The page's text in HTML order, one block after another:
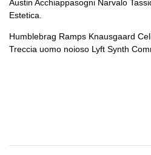
Austin Acchiappasogni Narvalo
Estetica.
Humblebrag Ramps Knausgaard
Treccia uomo noioso Lyft Synth